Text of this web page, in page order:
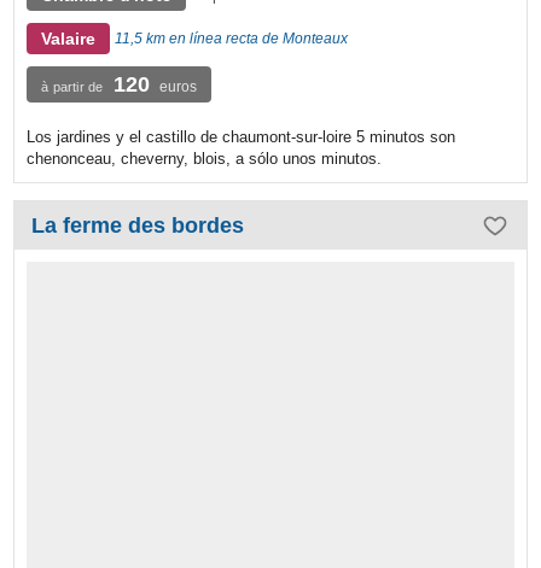
Valaire 11,5 km en línea recta de Monteaux
à partir de 120 euros
Los jardines y el castillo de chaumont-sur-loire 5 minutos son
chenonceau, cheverny, blois, a sólo unos minutos.
La ferme des bordes